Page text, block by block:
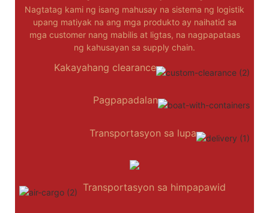
Nagtatag kami ng isang mahusay na sistema ng logistik
upang matiyak na ang mga produkto ay naihatid sa
mga customer nang mabilis at ligtas, na nagpapataas
ng kahusayan sa supply chain.
Kakayahang clearance
Pagpapadalan
Transportasyon sa lupa
Transportasyon sa himpapawid